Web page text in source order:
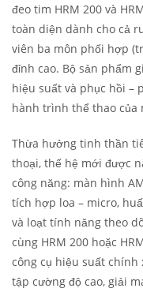
đeo tim HRM 200 và
toàn diện dành cho cả
viên ba môn phối hợp
đỉnh cao. Bộ sản phẩm
hiệu suất và phục hồi –
hành trình thể thao của
Thừa hưởng tinh thần
thoại, thế hệ mới được
công năng: màn hình
tích hợp loa – micro,
và loạt tính năng theo
cùng HRM 200 hoặc
công cụ hiệu suất chính
tập cường độ cao, giải